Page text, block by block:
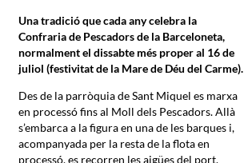
Una tradició que cada any celebra la
Confraria de Pescadors de la Barceloneta,
normalment el dissabte més proper al 16 de
juliol (festivitat de la Mare de Déu del Carme).
Des de la parròquia de Sant Miquel es marxa
en processó fins al Moll dels Pescadors. Allà
s’embarca a la figura en una de les barques i,
acompanyada per la resta de la flota en
processó, es recorren les aigües del port.